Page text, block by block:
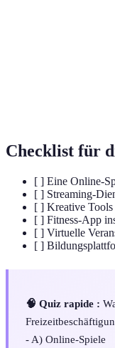
Checklist für
[ ] Eine Online-
[ ] Streaming-
[ ] Kreative Tools
[ ] Fitness-App
[ ] Virtuelle
[ ]
🧠 Quiz rapide :
- A) Online-Spiele